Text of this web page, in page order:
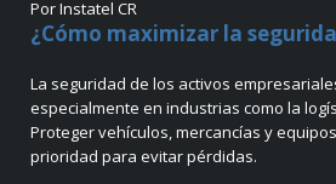
Por Instatel CR
¿Cómo maximizar la
La seguridad de los activos
especialmente en industrias como la
Proteger vehículos, mercancías y
prioridad para evitar pérdidas.